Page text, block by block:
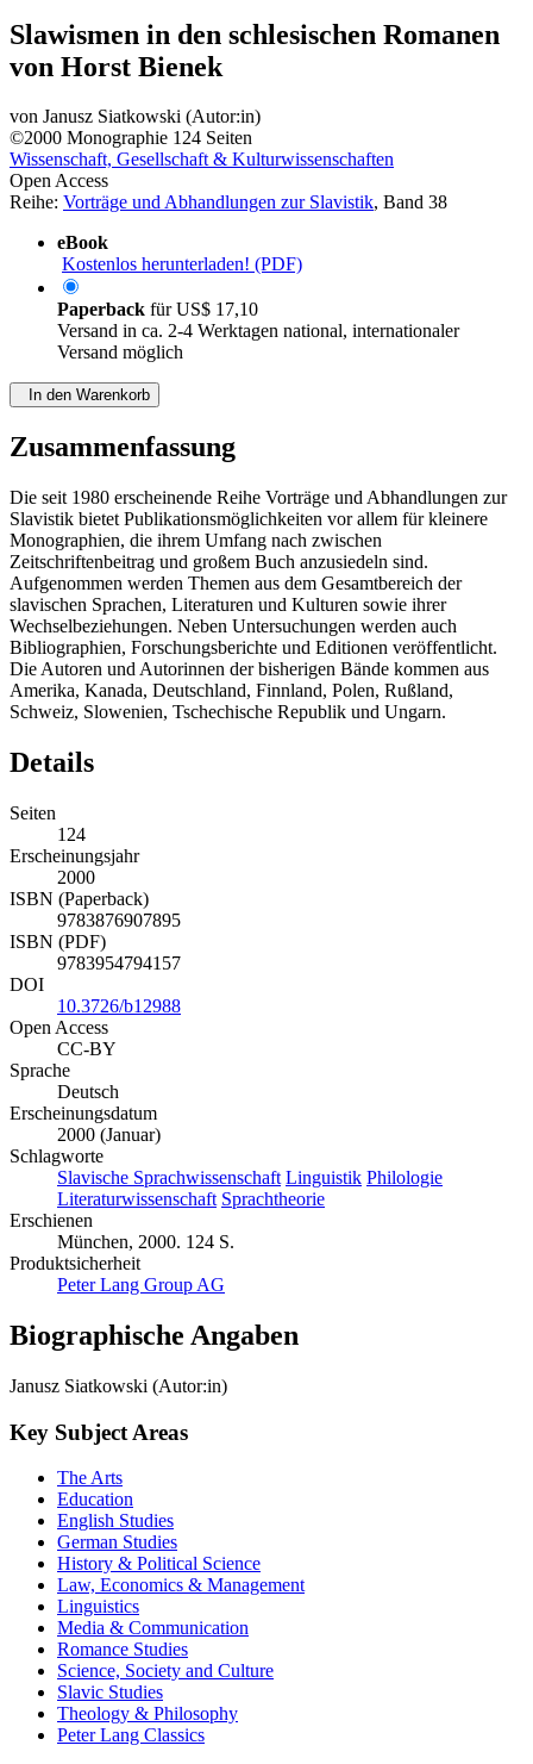
Slawismen in den schlesischen Romanen
von Horst Bienek
von Janusz Siatkowski (Autor:in)
©2000 Monographie 124 Seiten
Wissenschaft, Gesellschaft & Kulturwissenschaften
Open Access
Reihe: Vorträge und Abhandlungen zur Slavistik, Band 38
eBook
Kostenlos herunterladen! (PDF)
Paperback fürUS$ 17,10
Versand in ca. 2-4 Werktagen national, internationaler
Versand möglich
In den Warenkorb
Zusammenfassung
Die seit 1980 erscheinende Reihe Vorträge und Abhandlungen zur
Slavistik bietet Publikationsmöglichkeiten vor allem für kleinere
Monographien, die ihrem Umfang nach zwischen
Zeitschriftenbeitrag und großem Buch anzusiedeln sind.
Aufgenommen werden Themen aus dem Gesamtbereich der
slavischen Sprachen, Literaturen und Kulturen sowie ihrer
Wechselbeziehungen. Neben Untersuchungen werden auch
Bibliographien, Forschungsberichte und Editionen veröffentlicht.
Die Autoren und Autorinnen der bisherigen Bände kommen aus
Amerika, Kanada, Deutschland, Finnland, Polen, Rußland,
Schweiz, Slowenien, Tschechische Republik und Ungarn.
Details
Seiten
124
Erscheinungsjahr
2000
ISBN (Paperback)
9783876907895
ISBN (PDF)
9783954794157
DOI
10.3726/b12988
Open Access
CC-BY
Sprache
Deutsch
Erscheinungsdatum
2000 (Januar)
Schlagworte
Slavische Sprachwissenschaft Linguistik Philologie
Literaturwissenschaft Sprachtheorie
Erschienen
München, 2000. 124 S.
Produktsicherheit
Peter Lang Group AG
Biographische Angaben
Janusz Siatkowski (Autor:in)
Key Subject Areas
The Arts
Education
English Studies
German Studies
History & Political Science
Law, Economics & Management
Linguistics
Media & Communication
Romance Studies
Science, Society and Culture
Slavic Studies
Theology & Philosophy
Peter Lang Classics